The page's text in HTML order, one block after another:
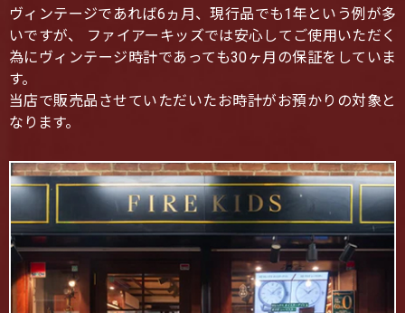
ヴィンテージであれば6ヵ月、現行品でも1年という例が多
いですが、 ファイアーキッズでは安心してご使用いただく
為にヴィンテージ時計であっても30ヶ月の保証をしていま
す。
当店で販売品させていただいたお時計がお預かりの対象と
なります。